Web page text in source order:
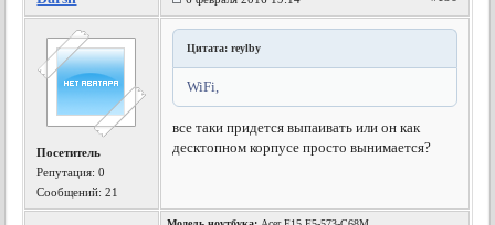
Посетитель
Репутация:0
Сообщений: 21
Цитата: reylby
WiFi,
все таки придется выпаивать или он как
десктопном корпусе просто вынимается?